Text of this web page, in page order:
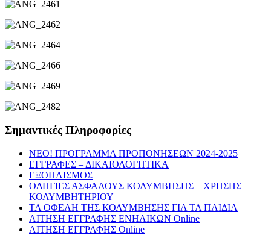
Σημαντικές Πληροφορίες
NEO! ΠΡΟΓΡΑΜΜΑ ΠΡΟΠΟΝΗΣΕΩΝ 2024-2025
ΕΓΓΡΑΦΕΣ – ΔΙΚΑΙΟΛΟΓΗΤΙΚΑ
ΕΞΟΠΛΙΣΜΟΣ
ΟΔΗΓΙΕΣ ΑΣΦΑΛΟΥΣ ΚΟΛΥΜΒΗΣΗΣ – ΧΡΗΣΗΣ
ΚΟΛΥΜΒΗΤΗΡΙΟΥ
ΤΑ ΟΦΕΛΗ ΤΗΣ ΚΟΛΥΜΒΗΣΗΣ ΓΙΑ ΤΑ ΠΑΙΔΙΑ
ΑΙΤΗΣΗ ΕΓΓΡΑΦΗΣ ΕΝΗΛΙΚΩΝ Online
ΑΙΤΗΣΗ ΕΓΓΡΑΦΗΣ Online